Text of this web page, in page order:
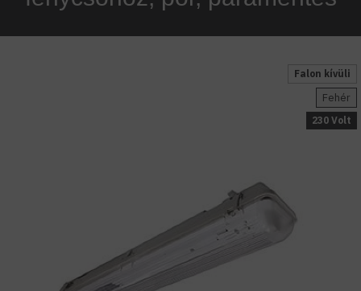
Falon kívüli
Fehér
230 Volt